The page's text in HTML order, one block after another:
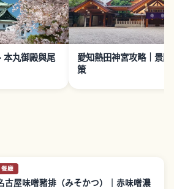
本丸御殿與尾
愛知熱田神宮攻略｜景
策
餐廳
古屋味噌豬排（みそかつ）｜赤味噌濃